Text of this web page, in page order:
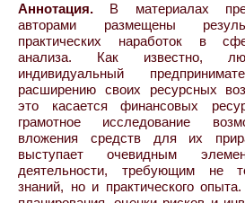
Аннотация. В материалах
авторами размещены
практических наработок в
анализа. Как известно,
индивидуальный
расширению своих ресурсных
это касается финансовых
грамотное исследование
вложения средств для их
выступает очевидным
деятельности, требующим не
знаний, но и практического